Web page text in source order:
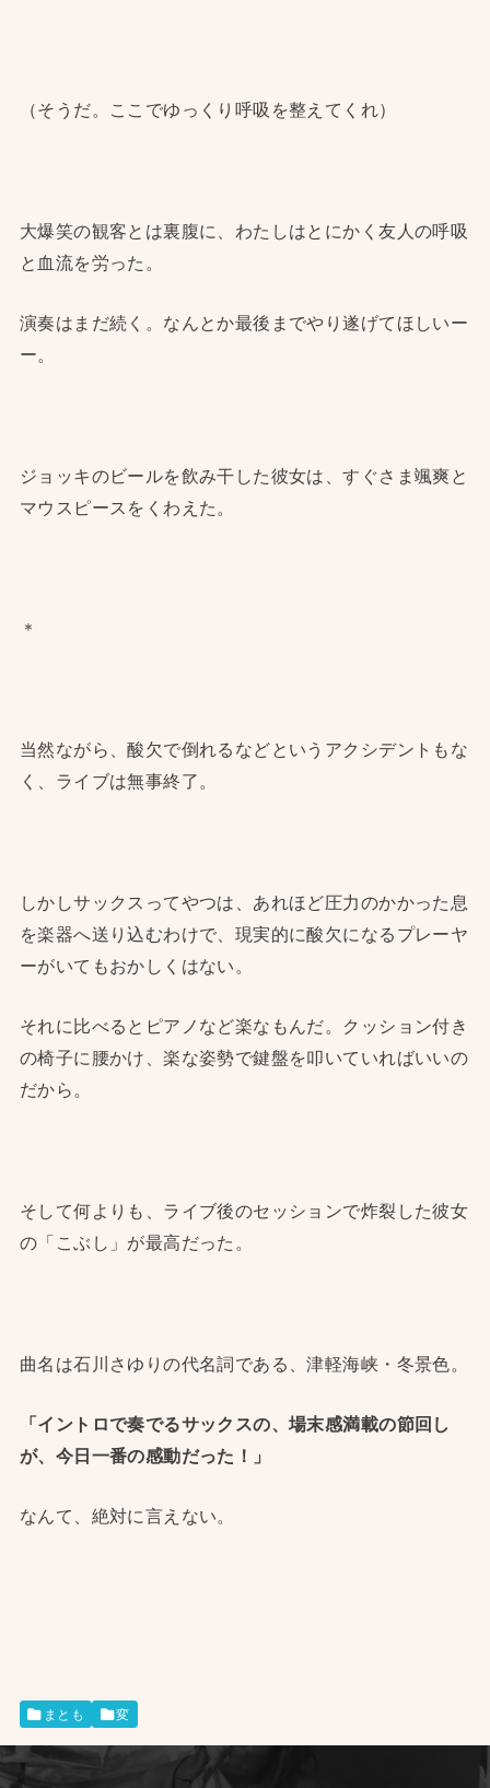
（そうだ。ここでゆっくり呼吸を整えてくれ）
大爆笑の観客とは裏腹に、わたしはとにかく友人の呼吸
と血流を労った。
演奏はまだ続く。なんとか最後までやり遂げてほしいー
ー。
ジョッキのビールを飲み干した彼女は、すぐさま颯爽と
マウスピースをくわえた。
＊
当然ながら、酸欠で倒れるなどというアクシデントもな
く、ライブは無事終了。
しかしサックスってやつは、あれほど圧力のかかった息
を楽器へ送り込むわけで、現実的に酸欠になるプレーヤ
ーがいてもおかしくはない。
それに比べるとピアノなど楽なもんだ。クッション付き
の椅子に腰かけ、楽な姿勢で鍵盤を叩いていればいいの
だから。
そして何よりも、ライブ後のセッションで炸裂した彼女
の「こぶし」が最高だった。
曲名は石川さゆりの代名詞である、津軽海峡・冬景色。
「イントロで奏でるサックスの、場末感満載の節回し
が、今日一番の感動だった！」
なんて、絶対に言えない。
まとも 変